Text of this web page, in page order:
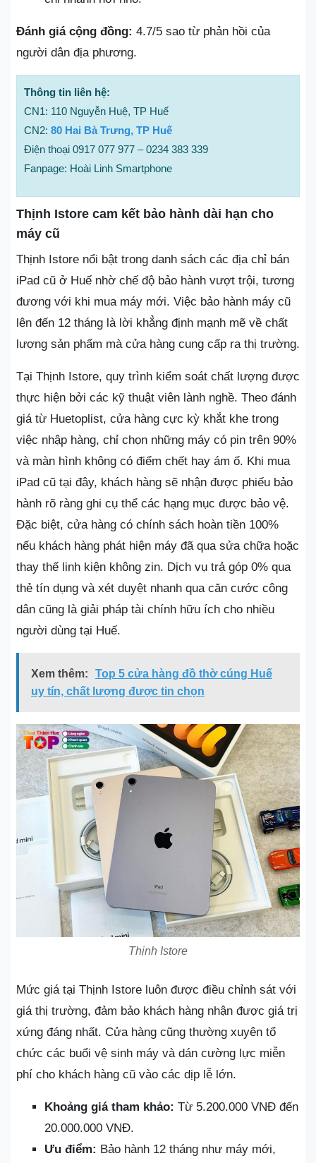
Đánh giá cộng đồng: 4.7/5 sao từ phản hồi của
người dân địa phương.
Thông tin liên hệ:
CN1: 110 Nguyễn Huệ, TP Huế
CN2: 80 Hai Bà Trưng, TP Huế
Điện thoại 0917 077 977 – 0234 383 339
Fanpage: Hoài Linh Smartphone
Thịnh Istore cam kết bảo hành dài hạn cho
máy cũ
Thịnh Istore nổi bật trong danh sách các địa chỉ bán
iPad cũ ở Huế nhờ chế độ bảo hành vượt trội, tương
đương với khi mua máy mới. Việc bảo hành máy cũ
lên đến 12 tháng là lời khẳng định mạnh mẽ về chất
lượng sản phẩm mà cửa hàng cung cấp ra thị trường.
Tại Thịnh Istore, quy trình kiểm soát chất lượng được
thực hiện bởi các kỹ thuật viên lành nghề. Theo đánh
giá từ Huetoplist, cửa hàng cực kỳ khắt khe trong
việc nhập hàng, chỉ chọn những máy có pin trên 90%
và màn hình không có điểm chết hay ám ố. Khi mua
iPad cũ tại đây, khách hàng sẽ nhận được phiếu bảo
hành rõ ràng ghi cụ thể các hạng mục được bảo vệ.
Đặc biệt, cửa hàng có chính sách hoàn tiền 100%
nếu khách hàng phát hiện máy đã qua sửa chữa hoặc
thay thế linh kiện không zin. Dịch vụ trả góp 0% qua
thẻ tín dụng và xét duyệt nhanh qua căn cước công
dân cũng là giải pháp tài chính hữu ích cho nhiều
người dùng tại Huế.
Xem thêm:
Top 5 cửa hàng đồ thờ cúng Huế
uy tín, chất lượng được tin chọn
Thịnh Istore
Mức giá tại Thịnh Istore luôn được điều chỉnh sát với
giá thị trường, đảm bảo khách hàng nhận được giá trị
xứng đáng nhất. Cửa hàng cũng thường xuyên tổ
chức các buổi vệ sinh máy và dán cường lực miễn
phí cho khách hàng cũ vào các dịp lễ lớn.
Khoảng giá tham khảo: Từ 5.200.000 VNĐ đến
20.000.000 VNĐ.
Ưu điểm: Bảo hành 12 tháng như máy mới,